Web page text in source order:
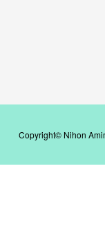
Copyright© Nihon